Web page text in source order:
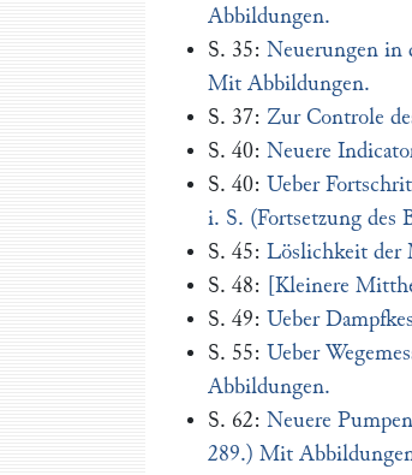
Abbildungen.
S. 35: Neuerungen in
Mit Abbildungen.
S. 37: Zur Controle
S. 40: Neuere
S. 40: Ueber
i. S. (Fortsetzung des
S. 45: Löslichkeit der
S. 48:
[Kleinere
S. 49: Ueber
S. 55: Ueber
Abbildungen.
S. 62: Neuere
289.) Mit